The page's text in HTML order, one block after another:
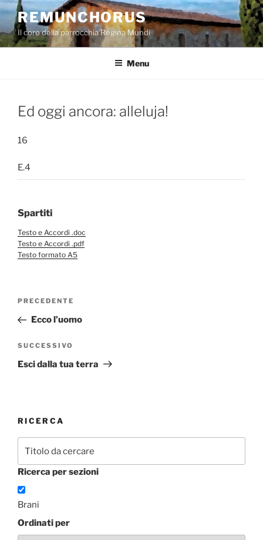
Salta
contenuto
REMUNCHORUS
Il coro della parrocchia Regina Mundi
Menu
Ed oggi ancora: alleluja!
16
E.4
Spartiti
Testo e Accordi .doc
Testo e Accordi .pdf
Testo formato A5
Navigazione
Articolo
precedente:
PRECEDENTE
Ecco l’uomo
Articolo
successivo
SUCCESSIVO
Esci dalla tua terra
RICERCA
Ricerca per sezioni
Brani
Ordinati per